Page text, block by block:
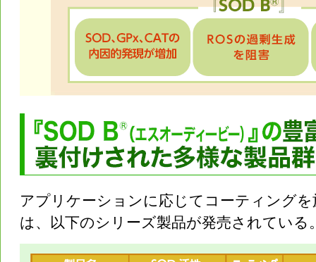
アプリケーションに応じてコーティングを
は、以下のシリーズ製品が発売されている